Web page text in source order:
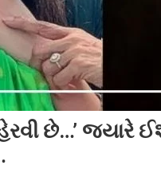
પહેરવી છે…’